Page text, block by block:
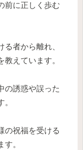
前に正しく歩む
者から離れ、
えています。
の誘惑や誤った
の祝福を受ける
。